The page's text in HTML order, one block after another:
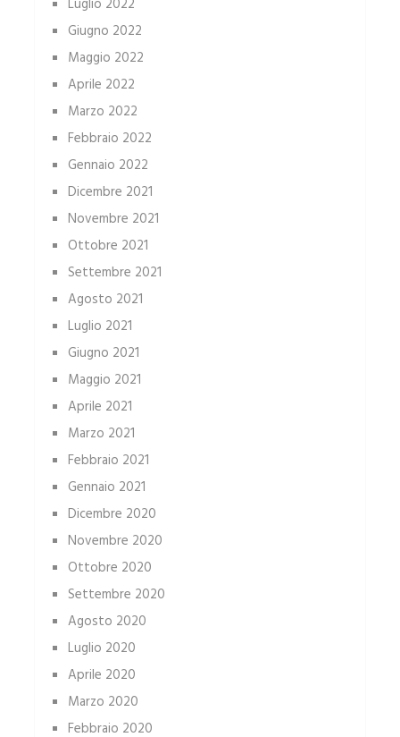
Luglio 2022
Giugno 2022
Maggio 2022
Aprile 2022
Marzo 2022
Febbraio 2022
Gennaio 2022
Dicembre 2021
Novembre 2021
Ottobre 2021
Settembre 2021
Agosto 2021
Luglio 2021
Giugno 2021
Maggio 2021
Aprile 2021
Marzo 2021
Febbraio 2021
Gennaio 2021
Dicembre 2020
Novembre 2020
Ottobre 2020
Settembre 2020
Agosto 2020
Luglio 2020
Aprile 2020
Marzo 2020
Febbraio 2020